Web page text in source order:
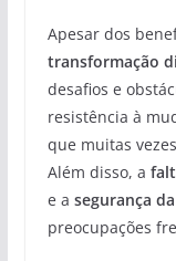
Apesar dos
transformação
desafios e
resistência à
que muitas
Além disso, a
e a segurança
preocupações